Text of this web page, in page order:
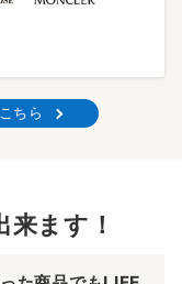
ちら
ます！